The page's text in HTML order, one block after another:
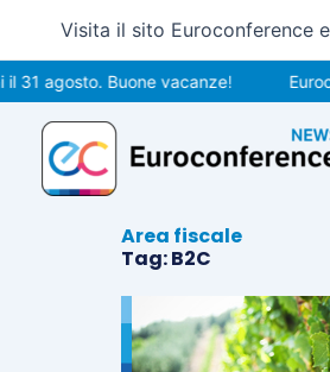
contenuto
Visita il sito Euroconference
31 agosto. Buone vacanze!
Area fiscale
Tag: B2C